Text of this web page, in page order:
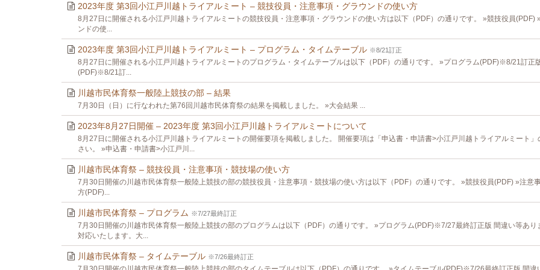
2023年度 第3回小江戸川越トライアルミート – 競技役員・注意事項・グラウンドの使い方
8月27日に開催される小江戸川越トライアルミートの競技役員・注意事項・グラウンドの使い方は以下（PDF）の通りです。 »競技役員(PDF)
ンドの使...
2023年度 第3回小江戸川越トライアルミート – プログラム・タイムテーブル ※8/21訂正
8月27日に開催される小江戸川越トライアルミートのプログラム・タイムテーブルは以下（PDF）の通りです。 »プログラム(PDF)※8/21訂正
(PDF)※8/21訂...
川越市民体育祭一般陸上競技の部 – 結果
7月30日（日）に行なわれた第76回川越市民体育祭の結果を掲載しました。 »大会結果 ...
2023年8月27日開催 – 2023年度 第3回小江戸川越トライアルミートについて
8月27日に開催される小江戸川越トライアルミートの開催要項を掲載しました。 開催要項は「申込書・申請書>小江戸川越トライアルミート
さい。 »申込書・申請書>小江戸川...
川越市民体育祭 – 競技役員・注意事項・競技場の使い方
7月30日開催の川越市民体育祭一般陸上競技の部の競技役員・注意事項・競技場の使い方は以下（PDF）の通りです。 »競技役員(PDF) »注意
方(PDF)...
川越市民体育祭 – プログラム ※7/27最終訂正
7月30日開催の川越市民体育祭一般陸上競技の部のプログラムは以下（PDF）の通りです。 »プログラム(PDF)※7/27最終訂正版 間違い等あり
対応いたします。大...
川越市民体育祭 – タイムテーブル ※7/26最終訂正